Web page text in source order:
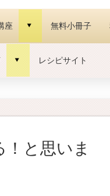
座 d 無料小冊子
d レシピサイト
と思いま